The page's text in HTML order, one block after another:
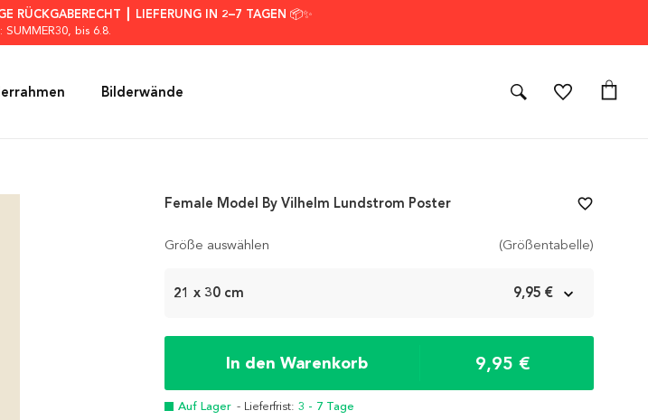
RÜCKGABERECHT ┃ LIEFERUNG IN 2–7 TAGEN 📦✨
SUMMER30, bis 6.8.
Bilderwände
Größe auswählen (Größentabelle)
21 x 30 cm 9,95 €
In den Warenkorb 9,95 €
Auf Lager - Lieferfrist: 3 - 7 Tage
Female Model By Vilhelm Lundstrom Poster favorite_border